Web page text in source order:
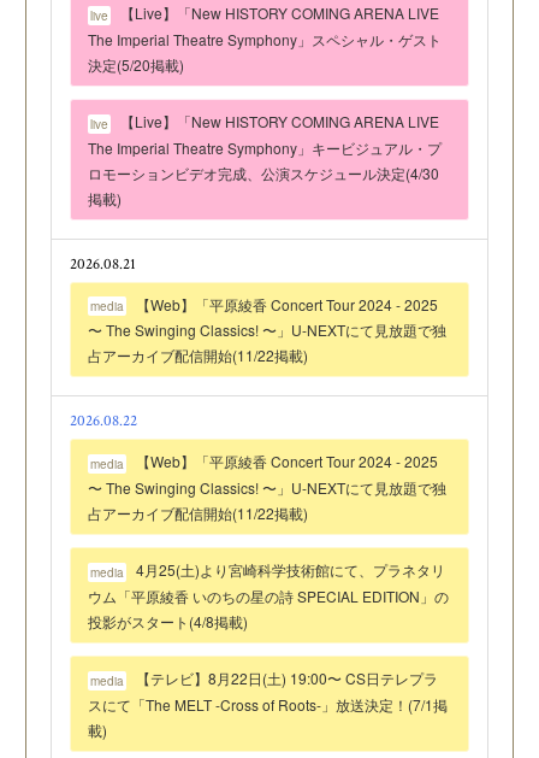
live
【Live】「New HISTORY COMING ARENA LIVE
The Imperial Theatre Symphony」スペシャル・ゲスト
決定(5/20掲載)
live
【Live】「New HISTORY COMING ARENA LIVE
The Imperial Theatre Symphony」キービジュアル・プ
ロモーションビデオ完成、公演スケジュール決定(4/30
掲載)
2026.08.21
media
【Web】「平原綾香 Concert Tour 2024 - 2025
〜 The Swinging Classics! 〜」U-NEXTにて見放題で独
占アーカイブ配信開始(11/22掲載)
2026.08.22
media
【Web】「平原綾香 Concert Tour 2024 - 2025
〜 The Swinging Classics! 〜」U-NEXTにて見放題で独
占アーカイブ配信開始(11/22掲載)
media
4月25(土)より宮崎科学技術館にて、プラネタリ
ウム「平原綾香 いのちの星の詩 SPECIAL EDITION」の
投影がスタート(4/8掲載)
media
【テレビ】8月22日(土) 19:00〜 CS日テレプラ
スにて「The MELT -Cross of Roots-」放送決定！(7/1掲
載)